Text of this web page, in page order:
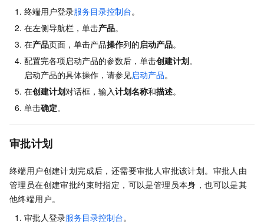
终端用户登录服务目录控制台。
在左侧导航栏，单击产品。
在产品页面，单击产品操作列的启动产品。
配置完各项启动产品的参数后，单击创建计划。
启动产品的具体操作，请参见启动产品。
在创建计划对话框，输入计划名称和描述。
单击确定。
审批计划
终端用户创建计划完成后，还需要审批人审批该计划。审批人由
管理员在创建审批约束时指定，可以是管理员本身，也可以是其
他终端用户。
审批人登录服务目录控制台。